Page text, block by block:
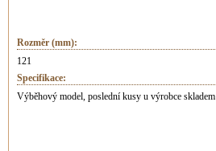
Rozměr (mm):
121
Specifikace:
Výběhový model, poslední kusy u výrobce skladem